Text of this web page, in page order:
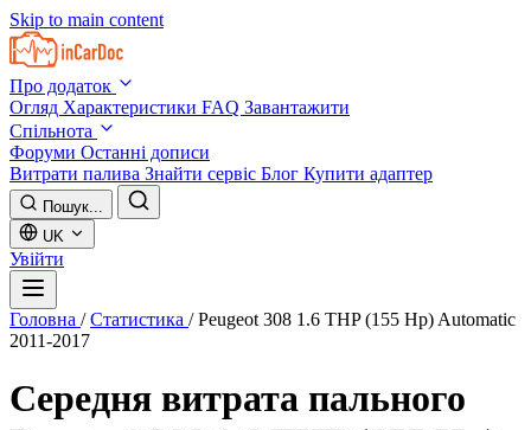
Skip to main content
Про додаток
Огляд Характеристики FAQ Завантажити
Спільнота
Форуми Останні дописи
Витрати палива Знайти сервіс Блог Купити адаптер
Пошук...
UK
Увійти
Головна / Статистика / Peugeot 308 1.6 THP (155 Hp) Automatic
2011-2017
Середня витрата пального